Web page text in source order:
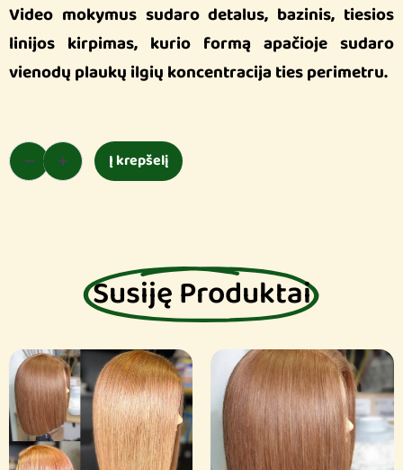
Video mokymus sudaro detalus, bazinis, tiesios
linijos kirpimas, kurio formą apačioje sudaro
vienodų plaukų ilgių koncentracija ties perimetru.
Į krepšelį
Susiję Produktai